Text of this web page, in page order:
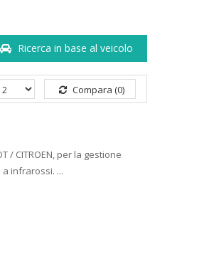
Ricerca in base al veicolo
Compara (0)
/ CITROEN, per la gestione
infrarossi. ...